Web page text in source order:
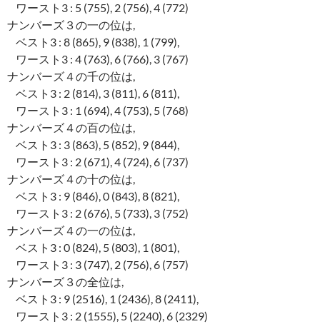
ワースト3 : 5 (755), 2 (756), 4 (772)
ナンバーズ３の一の位は,
ベスト3 : 8 (865), 9 (838), 1 (799),
ワースト3 : 4 (763), 6 (766), 3 (767)
ナンバーズ４の千の位は,
ベスト3 : 2 (814), 3 (811), 6 (811),
ワースト3 : 1 (694), 4 (753), 5 (768)
ナンバーズ４の百の位は,
ベスト3 : 3 (863), 5 (852), 9 (844),
ワースト3 : 2 (671), 4 (724), 6 (737)
ナンバーズ４の十の位は,
ベスト3 : 9 (846), 0 (843), 8 (821),
ワースト3 : 2 (676), 5 (733), 3 (752)
ナンバーズ４の一の位は,
ベスト3 : 0 (824), 5 (803), 1 (801),
ワースト3 : 3 (747), 2 (756), 6 (757)
ナンバーズ３の全位は,
ベスト3 : 9 (2516), 1 (2436), 8 (2411),
ワースト3 : 2 (1555), 5 (2240), 6 (2329)